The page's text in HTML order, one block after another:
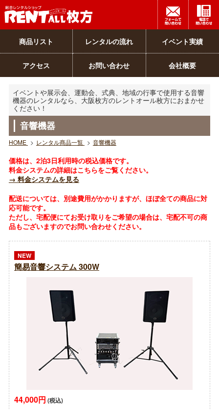
商品リスト レンタルの流れ イベント実績
アクセス お問い合わせ 会社概要
イベントや展示会、運動会、式典、地域の行事で使用する音響
機器のレンタルなら、大阪枚方のレントオール枚方におまかせ
ください！
音響機器
HOME > レンタル商品一覧 > 音響機器
価格は、2泊3日利用時の税込価格です。
料金システムの詳細はこちらをご覧ください。
→ 料金システムを見る
配送については、別途費用がかかりますが、ほぼ全ての商品に対
応可能です。
ただし、宅配便にてお受け取りをご希望の場合は、宅配不可の商
品もございますのでお問い合わせください。
NEW
簡易音響システム 300W
44,000円 (税込)